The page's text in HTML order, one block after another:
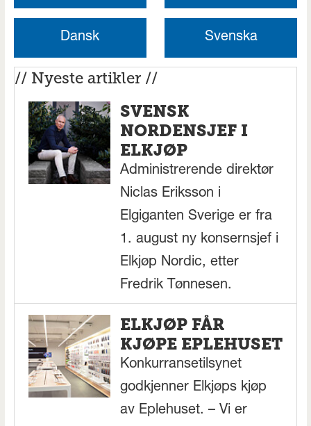
Dansk Svenska
// Nyeste artikler //
SVENSK
NORDENSJEF I
ELKJØP
Administrerende direktør
Niclas Eriksson i
Elgiganten Sverige er fra
1. august ny konsernsjef i
Elkjøp Nordic, etter
Fredrik Tønnesen.
ELKJØP FÅR
KJØPE EPLEHUSET
Konkurransetilsynet
godkjenner Elkjøps kjøp
av Eplehuset. – Vi er